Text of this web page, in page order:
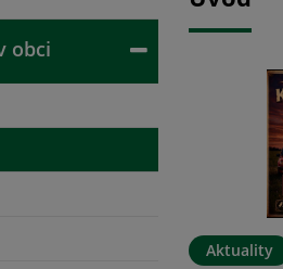
obci
Aktuality